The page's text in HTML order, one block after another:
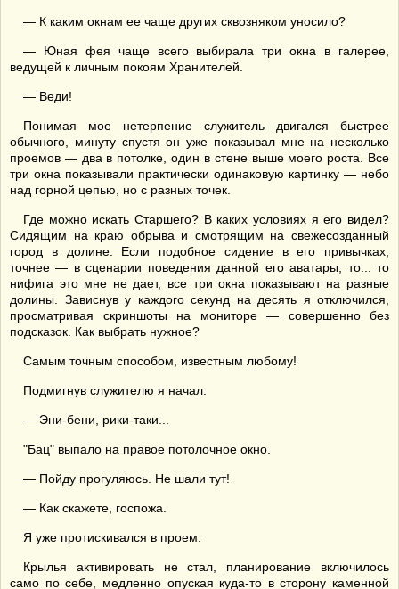
— К каким окнам ее чаще других сквозняком уносило?
— Юная фея чаще всего выбирала три окна в галерее,
ведущей к личным покоям Хранителей.
— Веди!
Понимая мое нетерпение служитель двигался быстрее
обычного, минуту спустя он уже показывал мне на несколько
проемов — два в потолке, один в стене выше моего роста. Все
три окна показывали практически одинаковую картинку — небо
над горной цепью, но с разных точек.
Где можно искать Старшего? В каких условиях я его видел?
Сидящим на краю обрыва и смотрящим на свежесозданный
город в долине. Если подобное сидение в его привычках,
точнее — в сценарии поведения данной его аватары, то... то
нифига это мне не дает, все три окна показывают на разные
долины. Зависнув у каждого секунд на десять я отключился,
просматривая скриншоты на мониторе — совершенно без
подсказок. Как выбрать нужное?
Самым точным способом, известным любому!
Подмигнув служителю я начал:
— Эни-бени, рики-таки...
"Бац" выпало на правое потолочное окно.
— Пойду прогуляюсь. Не шали тут!
— Как скажете, госпожа.
Я уже протискивался в проем.
Крылья активировать не стал, планирование включилось
само по себе, медленно опуская куда-то в сторону каменной